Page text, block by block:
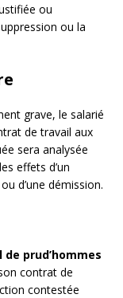
ou
ou la
grave, le salarié
de travail aux
sera analysée
effets d’un
d’une démission.
de prud’hommes
contrat de
contestée